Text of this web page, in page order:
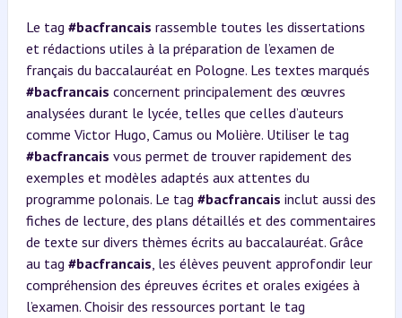
Le tag #bacfrancais rassemble toutes les dissertations
et rédactions utiles à la préparation de l’examen de
français du baccalauréat en Pologne. Les textes marqués
#bacfrancais concernent principalement des œuvres
analysées durant le lycée, telles que celles d’auteurs
comme Victor Hugo, Camus ou Molière. Utiliser le tag
#bacfrancais vous permet de trouver rapidement des
exemples et modèles adaptés aux attentes du
programme polonais. Le tag #bacfrancais inclut aussi des
fiches de lecture, des plans détaillés et des commentaires
de texte sur divers thèmes écrits au baccalauréat. Grâce
au tag #bacfrancais, les élèves peuvent approfondir leur
compréhension des épreuves écrites et orales exigées à
l’examen. Choisir des ressources portant le tag